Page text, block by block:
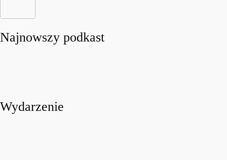
Najnowszy podkast
Wydarzenie